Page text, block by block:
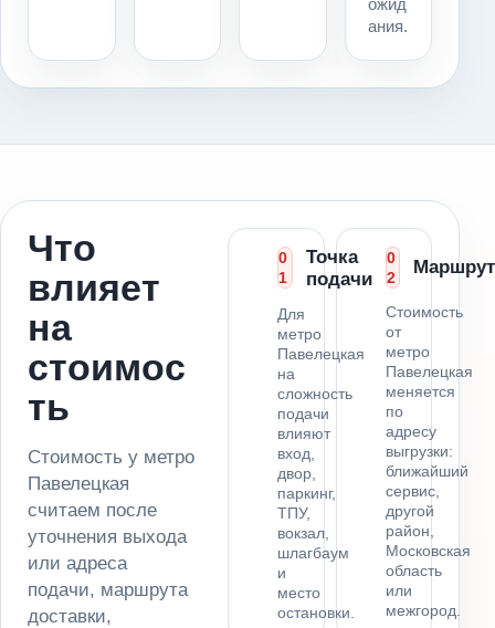
ожид
ания.
Что
влияет
на
стоимос
ть
Стоимость у метро
Павелецкая
считаем после
уточнения выхода
или адреса
подачи, маршрута
доставки,
0
1
Точка
подачи
Для
метро
Павелецкая
на
сложность
подачи
влияют
вход,
двор,
паркинг,
ТПУ,
вокзал,
шлагбаум
и
место
остановки.
0
2
Маршрут
Стоимость
от
метро
Павелецкая
меняется
по
адресу
выгрузки:
ближайший
сервис,
другой
район,
Московская
область
или
межгород.